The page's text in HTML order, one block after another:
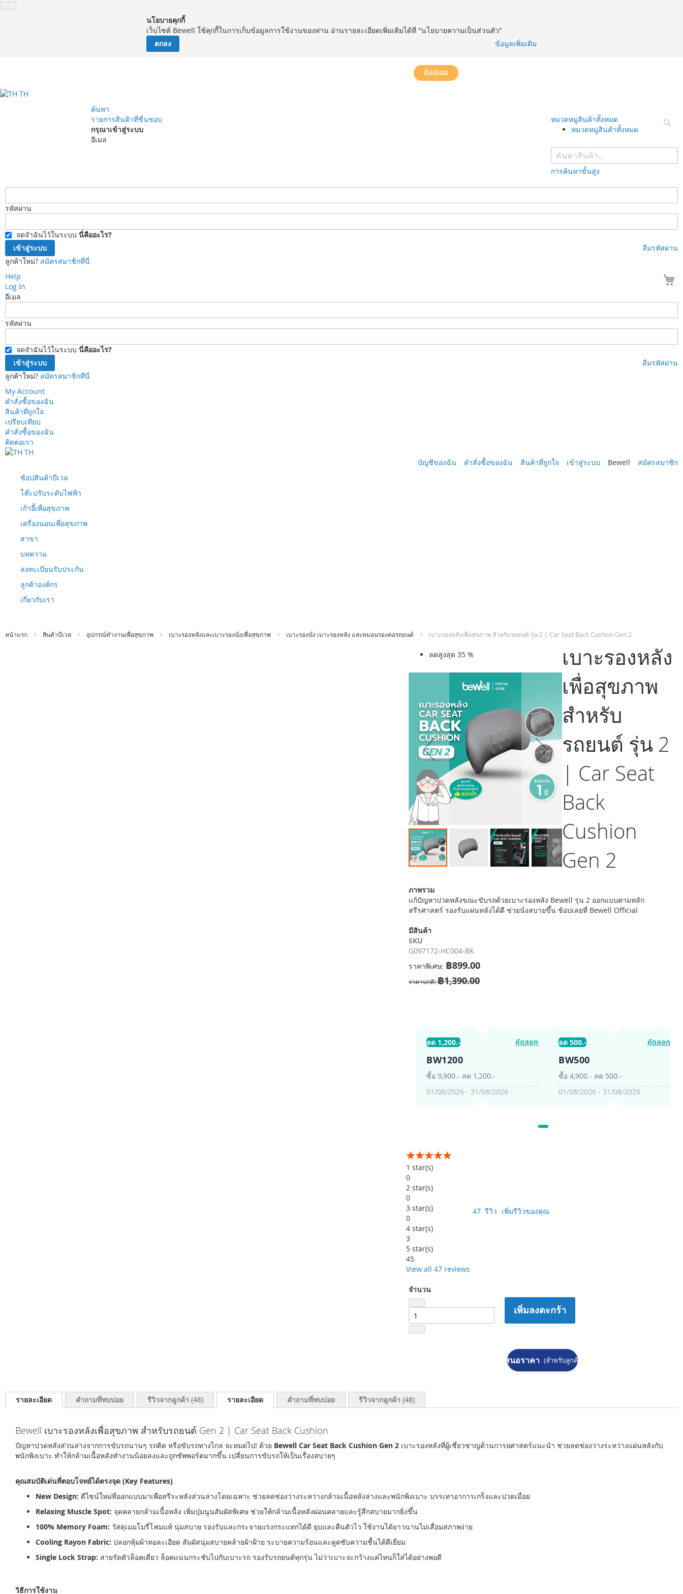
นโยบายคุกกี้
เว็บไซต์ Bewell ใช้คุกกี้ในการเก็บข้อมูลการใช้งานของท่าน อ่านรายละเอียดเพิ่มเติมได้ที่ "นโยบายความเป็นส่วนตัว"
ข้อมูลเพิ่มเติม
ตกลง
ช้อปเลย
TH
ค้นหา
หมวดหมู่สินค้าทั้งหมด
หมวดหมู่สินค้าทั้งหมด
การค้นหาขั้นสูง
รายการสินค้าที่ชื่นชอบ
กรุณาเข้าสู่ระบบ
อีเมล
รหัสผ่าน
จดจำฉันไว้ในระบบ นี่คืออะไร?
เข้าสู่ระบบ
ลืมรหัสผ่าน
ลูกค้าใหม่? สมัครสมาชิกที่นี่
Help
Log In
อีเมล
รหัสผ่าน
จดจำฉันไว้ในระบบ นี่คืออะไร?
เข้าสู่ระบบ
ลืมรหัสผ่าน
ลูกค้าใหม่? สมัครสมาชิกที่นี่
My Account
คำสั่งซื้อของฉัน
สินค้าที่ถูกใจ
เปรียบเทียบ
คำสั่งซื้อของฉัน
ติดต่อเรา
TH
บัญชีของฉัน
คำสั่งซื้อของฉัน สินค้าที่ถูกใจ เข้าสู่ระบบ Bewell สมัครสมาชิก
เนื้อหา
ช้อปสินค้าบีเวล
โต๊ะปรับระดับไฟฟ้า
เก้าอี้เพื่อสุขภาพ
เครื่องนอนเพื่อสุขภาพ
สาขา
บทความ
ลงทะเบียนรับประกัน
ลูกค้าองค์กร
เกี่ยวกับเรา
หน้าแรก สินค้าบีเวล อุปกรณ์ทำงานเพื่อสุขภาพ เบาะรองหลังและเบาะรองนั่งเพื่อสุขภาพ เบาะรองนั่ง เบาะรองหลัง และหมอนรองคอรถยนต์ เบาะรองหลังเพื่อสุขภาพ สำหรับรถยนต์ รุ่น 2 | Car Seat Back Cushion Gen 2
ข้าม
ที่
ของ
แกล
รูปภาพ
ลดสูงสุด 35 %
ที่
ส่วน
เริ่ม
ต้น
ของ
แกล
เลอ
รี
เบาะรองหลัง
เพื่อสุขภาพ
สำหรับ
รถยนต์ รุ่น 2
| Car Seat
Back
Cushion
Gen 2
ภาพรวม
แก้ปัญหาปวดหลังขณะขับรถด้วยเบาะรองหลัง Bewell รุ่น 2 ออกแบบตามหลัก
สรีรศาสตร์ รองรับแผ่นหลังได้ดี ช่วยนั่งสบายขึ้น ช้อปเลยที่ Bewell Official
มีสินค้า
SKU
G097172-HC004-BK
ราคาพิเศษ ฿899.00
ราคาปกติ ฿1,390.00
ลด 1,200.- คัดลอก
BW1200
ซื้อ 9,900.- ลด 1,200.-
01/08/2026 - 31/08/2026
ลด 500.- คัดลอก
BW500
ซื้อ 4,900.- ลด 500.-
01/08/2026 - 31/08/2026
อันดับ:
99% of100
1star(s)
0
2star(s)
0
3star(s)
0
4star(s)
3
5star(s)
45
View all 47 reviews
47 รีวิว เพิ่มรีวิวของคุณ
จำนวน
เพิ่มลงตะกร้า
ขอใบเสนอราคา (สำหรับลูกค้าองค์กร)
รายละเอียด คำถามที่พบบ่อย รีวิวจากลูกค้า 48 รายละเอียด
Bewell เบาะรองหลังเพื่อสุขภาพ สำหรับรถยนต์ Gen 2 | Car Seat Back Cushion
ปัญหาปวดหลังส่วนล่างจากการขับรถนานๆ รถติด หรือขับรถทางไกล จะหมดไป! ด้วย Bewell Car Seat Back Cushion Gen 2 เบาะรองหลังที่ผู้เชี่ยวชาญด้านการยศาสตร์แนะนำ ช่วยลดช่องว่างระหว่างแผ่นหลังกับ
พนักพิงเบาะ ทำให้กล้ามเนื้อหลังทำงานน้อยลงและถูกซัพพอร์ตมากขึ้น เปลี่ยนการขับรถให้เป็นเรื่องสบายๆ
คุณสมบัติเด่นที่ตอบโจทย์ได้ตรงจุด (Key Features)
New Design: ดีไซน์ใหม่ที่ออกแบบมาเพื่อสรีระหลังส่วนล่างโดยเฉพาะ ช่วยลดช่องว่างระหว่างกล้ามเนื้อหลังล่างและพนักพิงเบาะ บรรเทาอาการเกร็งและปวดเมื่อย
Relaxing Muscle Spot: จุดคลายกล้ามเนื้อหลัง เพิ่มปุ่มนูนสัมผัสพิเศษ ช่วยให้กล้ามเนื้อหลังผ่อนคลายและรู้สึกสบายมากยิ่งขึ้น
100% Memory Foam: วัสดุเมมโมรี่โฟมแท้ นุ่มสบาย รองรับและกระจายแรงกระแทกได้ดี ยุบและคืนตัวไว ใช้งานได้ยาวนานไม่เสื่อมสภาพง่าย
Cooling Rayon Fabric: ปลอกหุ้มผ้าทอละเอียด สัมผัสนุ่มสบายคล้ายผ้าฝ้าย ระบายความร้อนและดูดซับความชื้นได้ดีเยี่ยม
Single Lock Strap: สายรัดตัวล็อคเดี่ยว ล็อคแน่นกระชับไปกับเบาะรถ รองรับรถยนต์ทุกรุ่น ไม่ว่าเบาะจะกว้างแค่ไหนก็ใส่ได้อย่างพอดี
วิธีการใช้งาน
คำถามที่พบบ่อย รีวิวจากลูกค้า 48